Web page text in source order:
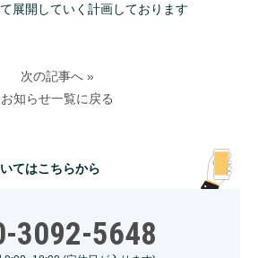
展開していく計画しております
次の記事へ »
お知らせ一覧に戻る
てはこちらから
3092-5648